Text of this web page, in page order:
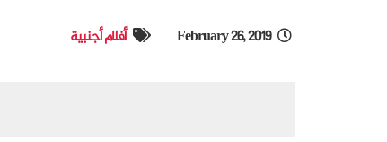
February 26, 2019 أفلام أجنبية